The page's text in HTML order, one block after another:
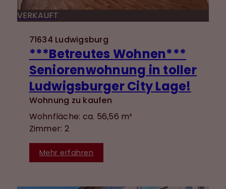
VERKAUFT
71634 Ludwigsburg
***Betreutes Wohnen***
Seniorenwohnung in toller
Ludwigsburger City Lage!
Wohnung zu kaufen
Wohnfläche: ca. 56,56 m²
Zimmer: 2
Mehr erfahren